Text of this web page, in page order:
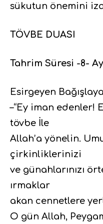
sükutun önemini
TÖVBE DUASI
Tahrim Süresi -8-
Esirgeyen
–“Ey iman
tövbe İle
Allah’a yönelin.
çirkinliklerinizi
ve günahlarınızı
ırmaklar
akan cennetlere
O gün Allah,